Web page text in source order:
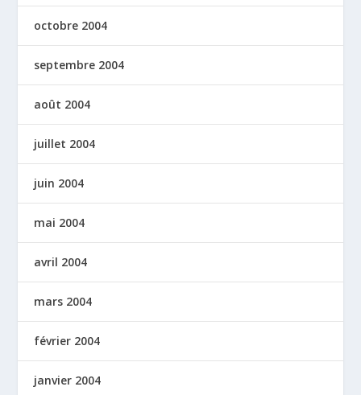
octobre 2004
septembre 2004
août 2004
juillet 2004
juin 2004
mai 2004
avril 2004
mars 2004
février 2004
janvier 2004